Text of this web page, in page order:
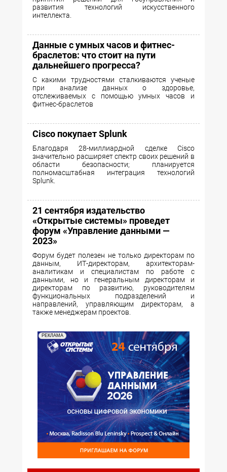
развития технологий искусственного
интеллекта.
Данные с умных часов и фитнес-
браслетов: что стоит на пути
дальнейшего прогресса?
С какими трудностями сталкиваются ученые
при анализе данных о здоровье,
отслеживаемых с помощью умных часов и
фитнес-браслетов
Cisco покупает Splunk
Благодаря 28-миллиардной сделке Cisco
значительно расширяет спектр своих решений в
области безопасности; планируетcя
полномасштабная интеграция технологий
Splunk.
21 сентября издательство
«Открытые системы» проведет
форум «Управление данными —
2023»
Форум будет полезен не только директорам по
данным, ИТ-директорам, архитекторам-
аналитикам и специалистам по работе с
данными, но и генеральным директорам и
директорам по развитию, руководителям
функциональных подразделений и
направлений, управляющим директорам, а
также менеджерам проектов.
РЕКЛАМА